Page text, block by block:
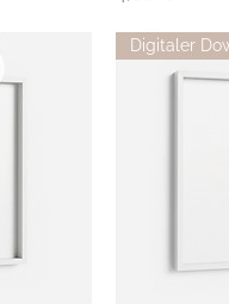
Digitaler